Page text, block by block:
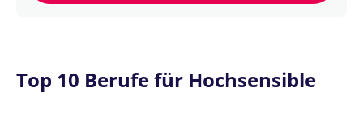
Top 10 Berufe für Hochsensible